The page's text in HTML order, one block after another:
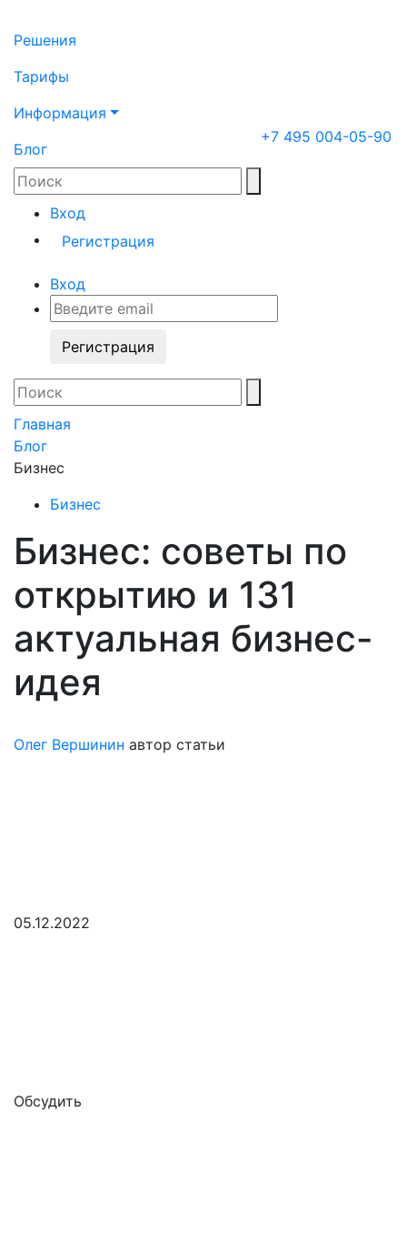
Решения
Тарифы
Информация
Блог
Вход
Регистрация
+7 495 004-05-90
Вход
Регистрация
Главная
Блог
Бизнес
Бизнес
Бизнес: советы по
открытию и 131
актуальная бизнес-
идея
Олег Вершинин автор статьи
05.12.2022
Обсудить